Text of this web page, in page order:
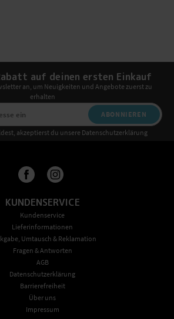
auf deinen ersten Einkauf
an, um Neuigkeiten und Angebote zuerst zu
erhalten
ABONNIEREN
akzeptierst du unsere Datenschutzerklärung
KUNDENSERVICE
Kundenservice
Lieferinformationen
Umtausch & Reklamation
Fragen & Antworten
AGB
Datenschutzerklärung
Barrierefreiheit
Über uns
Impressum